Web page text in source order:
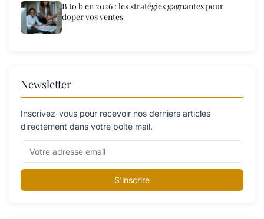
B to b en 2026 : les stratégies gagnantes pour
doper vos ventes
Newsletter
Inscrivez-vous pour recevoir nos derniers articles
directement dans votre boîte mail.
S'inscrire